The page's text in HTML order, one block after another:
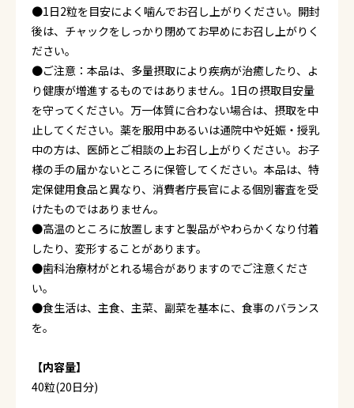
●1日2粒を目安によく噛んでお召し上がりください。開封
後は、チャックをしっかり閉めてお早めにお召し上がりく
ださい。
●ご注意：本品は、多量摂取により疾病が治癒したり、よ
り健康が増進するものではありません。1日の摂取目安量
を守ってください。万一体質に合わない場合は、摂取を中
止してください。薬を服用中あるいは通院中や妊娠・授乳
中の方は、医師とご相談の上お召し上がりください。お子
様の手の届かないところに保管してください。本品は、特
定保健用食品と異なり、消費者庁長官による個別審査を受
けたものではありません。
●高温のところに放置しますと製品がやわらかくなり付着
したり、変形することがあります。
●歯科治療材がとれる場合がありますのでご注意くださ
い。
●食生活は、主食、主菜、副菜を基本に、食事のバランス
を。
【内容量】
40粒(20日分)